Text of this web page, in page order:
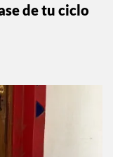
de tu ciclo